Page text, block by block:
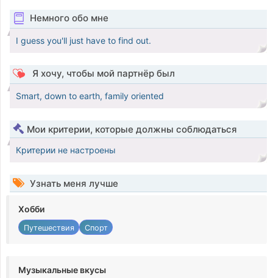
Немного обо мне
I guess you'll just have to find out.
Я хочу, чтобы мой партнёр был
Smart, down to earth, family oriented
Мои критерии, которые должны соблюдаться
Критерии не настроены
Узнать меня лучше
Хобби
Путешествия Спорт
Музыкальные вкусы